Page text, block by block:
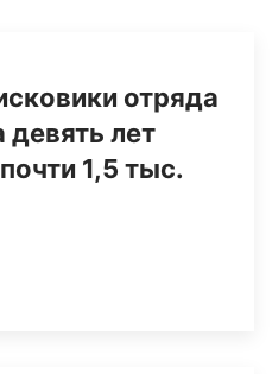
отряда
девять лет
1,5 тыс.